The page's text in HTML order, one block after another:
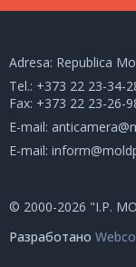
Adresa: Republica
Tel.: +373 22 23-34-
Fax: +373 22 23-26-
E-mail:
E-mail:
© 2000-2026 "I.P.
Разработано